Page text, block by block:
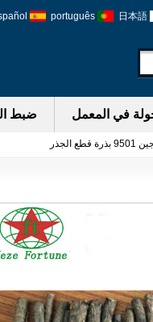
português 日本語
في المعمل ضبط